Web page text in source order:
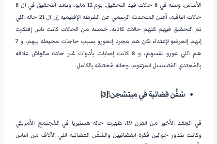
الأساس. ولسه في 8 حالات قيد التحقيق. يوم 12 مايو، وبعد التحقيق في ال 8
حالات الباقيه، أعلن المتحدث الرسمي عن الشرطه الإقليميه إن ال 21 حاله اللي
تم التحقيق فيهم كلهم حالات كاذبه. خمسه من الحالات كانت ناس إفتكرت
إنهم إتعرضو لإعتداء لكن هم مجرد إتعورو بسبب حاجات محيطه بيهم، و 7
هم اللي عورو نفسهم، و 8 كانت إصابات بأدوات غير حاده مالهاش علاقه
بالمُعتدي المُتسلسل المزعوم، وحاله مُختلقه بالكامل.
سُفُن فضائية في ميتشجن![3]
في العِقد الأخير من القرن 19، ظهرت حالة هستيريا في المُجتمع الأمريكي
وكانت بتدور حوالين فكرة الفضائيين والسُفُن الفضائيه اللي الآلاف من الناس